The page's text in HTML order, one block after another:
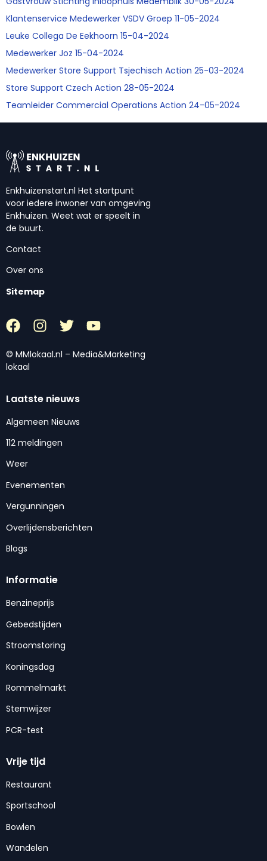
Klantenservice Medewerker VSDV Groep 11-05-2024
Leuke Collega De Eekhoorn 15-04-2024
Medewerker Joz 15-04-2024
Medewerker Store Support Tsjechisch Action 25-03-2024
Store Support Czech Action 28-05-2024
Teamleider Commercial Operations Action 24-05-2024
Enkhuizenstart.nl Het startpunt
voor iedere inwoner van omgeving
Enkhuizen. Weet wat er speelt in
de buurt.
Contact
Over ons
Sitemap
© MMlokaal.nl – Media&Marketing
lokaal
Laatste nieuws
Algemeen Nieuws
112 meldingen
Weer
Evenementen
Vergunningen
Overlijdensberichten
Blogs
Informatie
Benzineprijs
Gebedstijden
Stroomstoring
Koningsdag
Rommelmarkt
Stemwijzer
PCR-test
Vrije tijd
Restaurant
Sportschool
Bowlen
Wandelen